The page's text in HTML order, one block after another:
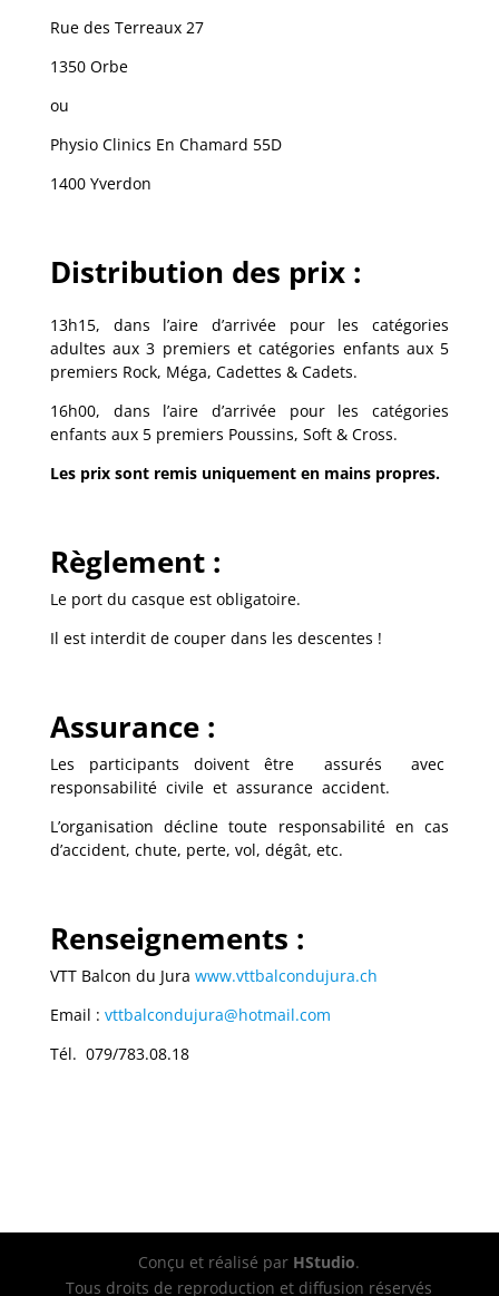
Rue des Terreaux 27
1350 Orbe
ou
Physio Clinics En Chamard 55D
1400 Yverdon
Distribution des prix :
13h15, dans l’aire d’arrivée pour les catégories
adultes aux 3 premiers et catégories enfants aux 5
premiers Rock, Méga, Cadettes & Cadets.
16h00, dans l’aire d’arrivée pour les catégories
enfants aux 5 premiers Poussins, Soft & Cross.
Les prix sont remis uniquement en mains propres.
Règlement :
Le port du casque est obligatoire.
Il est interdit de couper dans les descentes !
Assurance :
Les participants doivent être assurés
avec
responsabilité civile et assurance accident.
L’organisation décline toute responsabilité en cas
d’accident, chute, perte, vol, dégât, etc.
Renseignements :
VTT Balcon du Jura www.vttbalcondujura.ch
Email : vttbalcondujura@hotmail.com
Tél. 079/783.08.18
Conçu et réalisé par HStudio.
Tous droits de reproduction et diffusion réservés